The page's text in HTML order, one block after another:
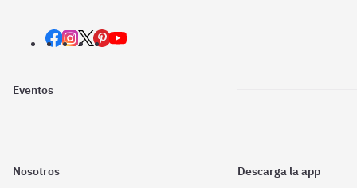
Eventos
Nosotros Descarga la app